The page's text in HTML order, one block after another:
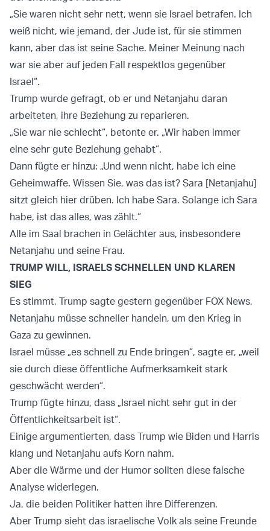
„Sie waren nicht sehr nett, wenn sie Israel betrafen. Ich
weiß nicht, wie jemand, der Jude ist, für sie stimmen
kann, aber das ist seine Sache. Meiner Meinung nach
war sie aber auf jeden Fall respektlos gegenüber
Israel“.
Trump wurde gefragt, ob er und Netanjahu daran
arbeiteten, ihre Beziehung zu reparieren.
„Sie war nie schlecht“, betonte er. „Wir haben immer
eine sehr gute Beziehung gehabt“.
Dann fügte er hinzu: „Und wenn nicht, habe ich eine
Geheimwaffe. Wissen Sie, was das ist? Sara [Netanjahu]
sitzt gleich hier drüben. Ich habe Sara. Solange ich Sara
habe, ist das alles, was zählt.“
Alle im Saal brachen in Gelächter aus, insbesondere
Netanjahu und seine Frau.
TRUMP WILL, ISRAELS SCHNELLEN UND KLAREN
SIEG
Es stimmt, Trump sagte gestern gegenüber FOX News,
Netanjahu müsse schneller handeln, um den Krieg in
Gaza zu gewinnen.
Israel müsse „es schnell zu Ende bringen“, sagte er, „weil
sie durch diese öffentliche Aufmerksamkeit stark
geschwächt werden“.
Trump fügte hinzu, dass „Israel nicht sehr gut in der
Öffentlichkeitsarbeit ist“.
Einige argumentierten, dass Trump wie Biden und Harris
klang und Netanjahu aufs Korn nahm.
Aber die Wärme und der Humor sollten diese falsche
Analyse widerlegen.
Ja, die beiden Politiker hatten ihre Differenzen.
Aber Trump sieht das israelische Volk als seine Freunde